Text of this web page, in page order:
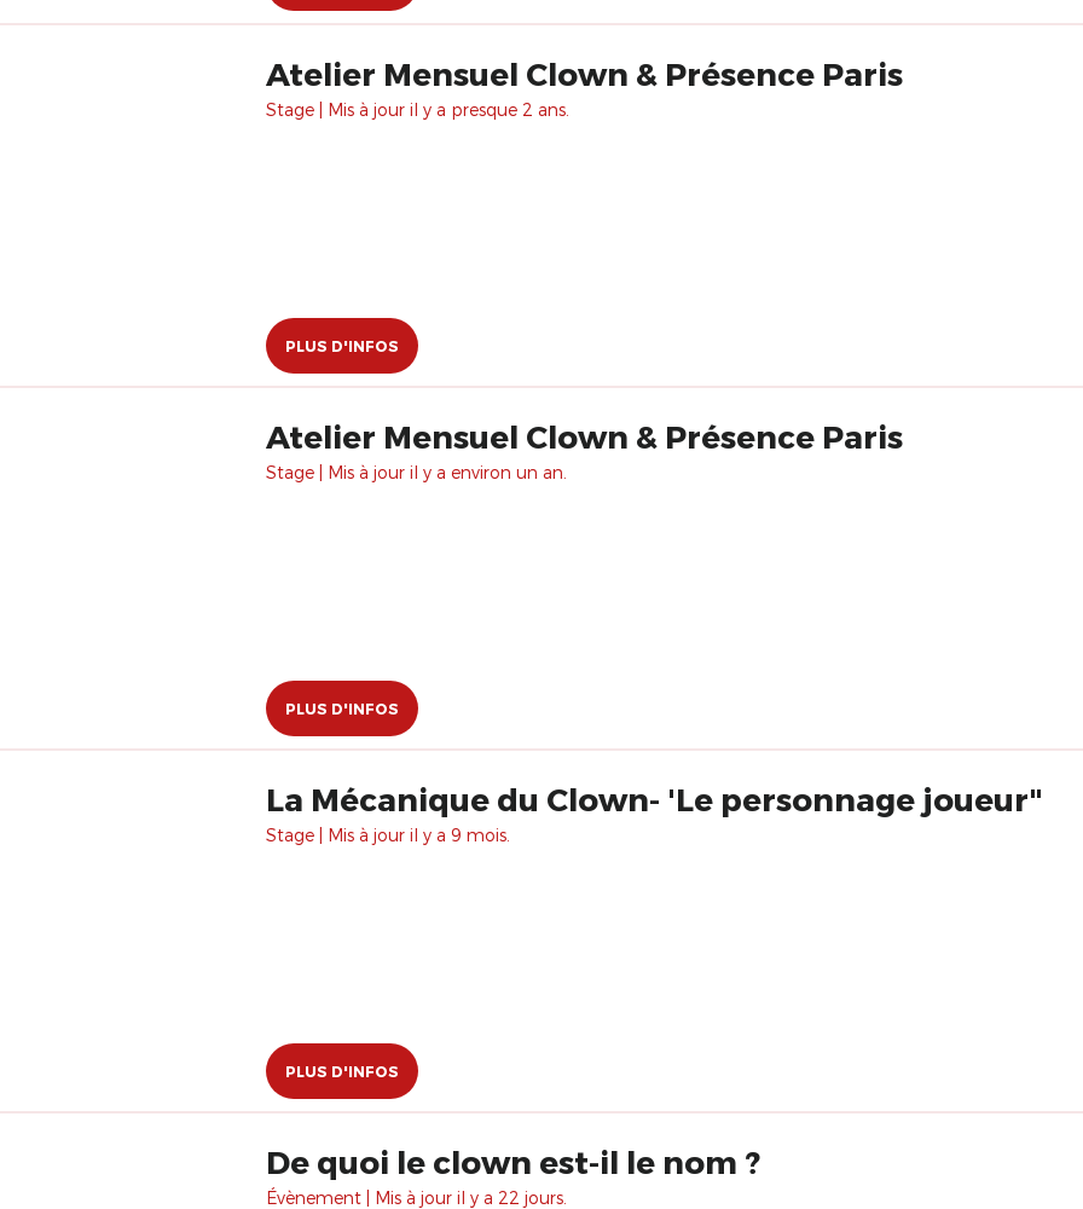
Atelier Mensuel Clown & Présence Paris
Stage | Mis à jour il y a presque 2 ans.
PLUS D'INFOS
Atelier Mensuel Clown & Présence Paris
Stage | Mis à jour il y a environ un an.
PLUS D'INFOS
La Mécanique du Clown- 'Le personnage joueur"
Stage | Mis à jour il y a 9 mois.
PLUS D'INFOS
De quoi le clown est-il le nom ?
Évènement | Mis à jour il y a 22 jours.